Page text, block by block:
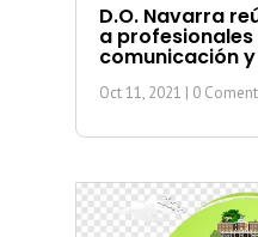
D.O. Navarra
a
comunicación
Oct 11, 2021 | 0